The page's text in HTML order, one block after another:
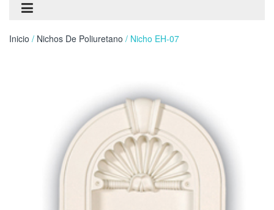
Inicio / Nichos De Poliuretano / Nicho EH-07